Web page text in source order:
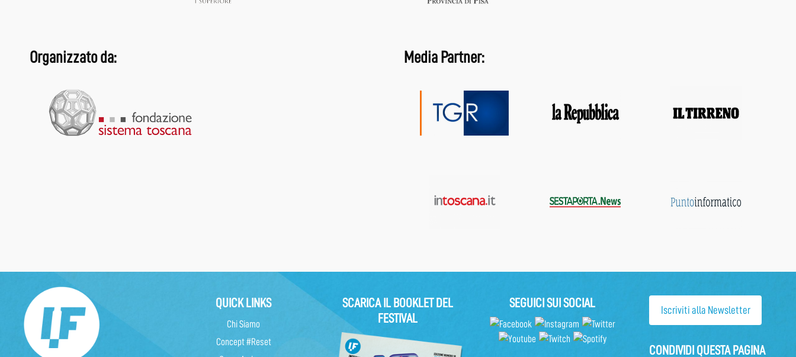
Organizzato da: Media Partner:
QUICK LINKS
Chi Siamo
Concept #Reset
SCARICA IL BOOKLET DEL
FESTIVAL
SEGUICI SUI SOCIAL
Iscriviti alla Newsletter
CONDIVIDI QUESTA PAGINA